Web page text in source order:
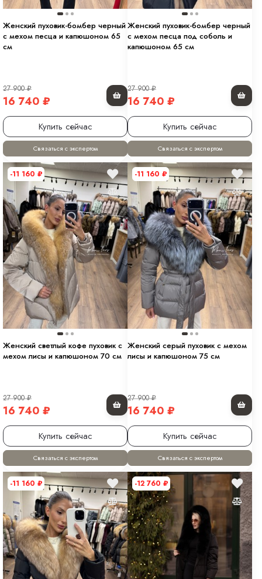
Женский пуховик-бомбер черный
с мехом песца и капюшоном 65
см
27 900₽
16 740 ₽
Купить сейчас
Связаться с экспертом
Женский пуховик-бомбер черный
с мехом песца под соболь и
капюшоном 65 см
27 900₽
16 740 ₽
Купить сейчас
Связаться с экспертом
-11 160 ₽
Женский светлый кофе пуховик с
мехом лисы и капюшоном 70 см
27 900₽
16 740 ₽
Купить сейчас
Связаться с экспертом
-11 160 ₽
Женский серый пуховик с мехом
лисы и капюшоном 75 см
27 900₽
16 740 ₽
Купить сейчас
Связаться с экспертом
-11 160 ₽ -12 760 ₽